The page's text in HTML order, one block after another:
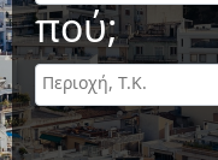
πού;